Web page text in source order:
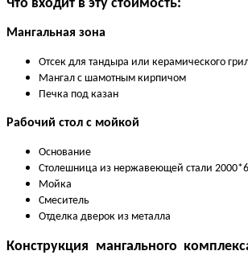
Что входит в эту стоимость:
Мангальная зона
Отсек для тандыра или керамического
Мангал с шамотным кирпичом
Печка под казан
Рабочий стол с мойкой
Основание
Столешница из нержавеющей стали
Мойка
Смеситель
Отделка дверок из металла
Конструкция мангального